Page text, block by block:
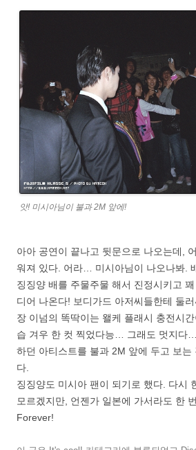
앗! 미시아님이 불과 2M 앞에!
아아 공연이 끝나고 뒷문으로 나오는데,
워져 있다. 어라… 미시아님이 나오나봐.
징징양 배를 주물주물 해서 진정시키고
디어 나온다! 보디가드 아저씨들한테 둘
장 이넘의 똑딱이는 왤케 플래시 충전시
습 겨우 한 컷 찍었다능… 그래도 멋지다
하던 아티스트를 불과 2M 앞에 두고 보
다.
징징양도 미시아 팬이 되기로 했다. 다시
모르겠지만, 언젠가 일본에 가서라도 한
Forever!